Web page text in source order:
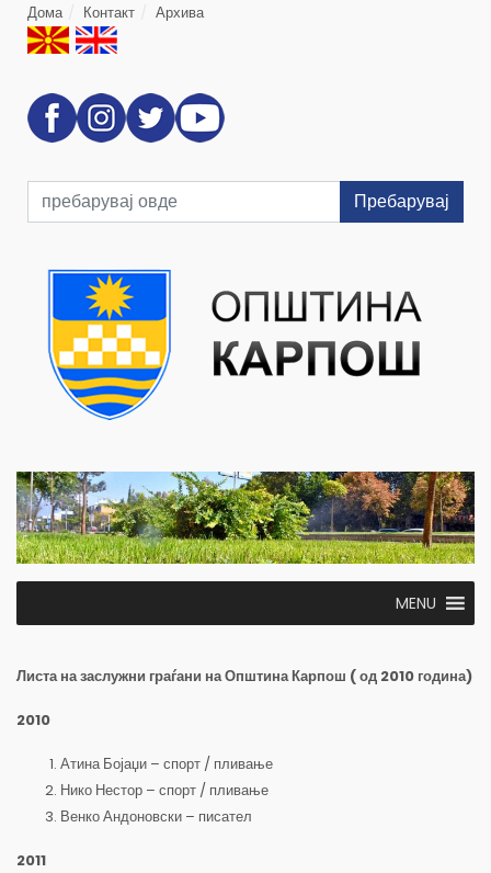
Дома Контакт Архива
Пребарувај
MENU
Листа на заслужни граѓани на Општина Карпош ( од 2010 година)
2010
Атина Бојаџи – спорт / пливање
Нико Нестор – спорт / пливање
Венко Андоновски – писател
2011